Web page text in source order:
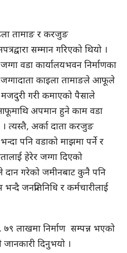
तामाङ र करजुङ
सम्मान गरिएको थियो ।
वडा कार्यालयभवन निर्माणका
जग्गादाता काइला तामाङले आफूले
मजदुरी गरी कमाएको पैसाले
अपमान हुने काम वडा
। त्यस्तै, अर्का दाता करजुङ
पनि वडाको माझमा पर्ने र
हेरेर जग्गा दिएको
गरेको जमीनबाट कुनै पनि
जनप्रतिनिधि र कर्मचारीलाई
लाखमा निर्माण सम्पन्न भएको
दिनुभयो ।